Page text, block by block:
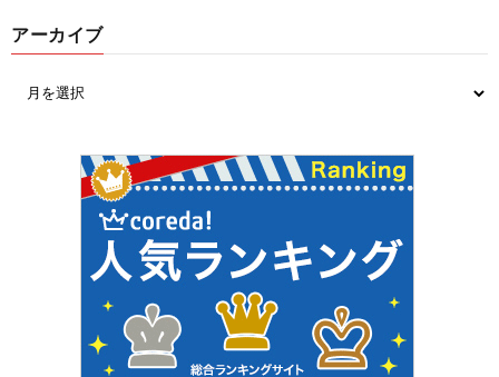
アーカイブ